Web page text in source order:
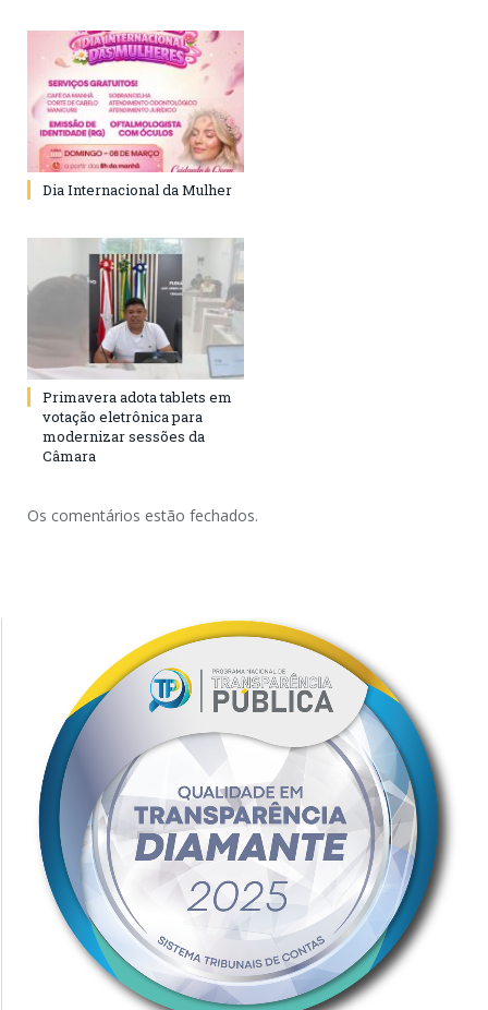
Dia Internacional da Mulher
Primavera adota tablets em
votação eletrônica para
modernizar sessões da
Câmara
Os comentários estão fechados.